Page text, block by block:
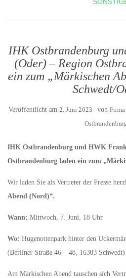
IHK Ostbrandenburg
(Oder) – Region
ein zum „Märkischen
Schwedt/
Veröffentlicht am 2. Juni 2023 von
IHK Ostbrandenburg und HWK
Ostbrandenburg laden ein zum
Wir laden Sie als Vertreter der Presse
Abend (Nord)“.
Wann: Mittwoch, 7. Juni, 18 Uhr
Wo: Hugenottenpark hinter den
(Berliner Straße 46 – 48, 16303 Schwedt)
Am Märkischen Abend tauschen sich